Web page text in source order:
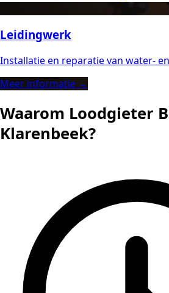
Leidingwerk
Installatie en reparatie van water-
Meer informatie →
Waarom Loodgieter
Klarenbeek?